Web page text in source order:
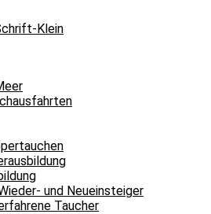
und Neueinsteiger
Taucher